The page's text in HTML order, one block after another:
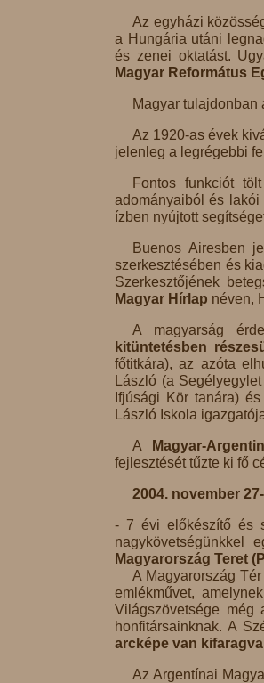
Az egyházi
a Hungária utáni
és zenei oktatást.
Magyar Református
Magyar tulajdonban
Az 1920-as évek
jelenleg a legrégebbi
Fontos funkciót
adományaiból és lakói
ízben nyújtott
Buenos Airesben
szerkesztésében és
Szerkesztőjének
Magyar Hírlap néven,
A magyarság
kitüntetésben
főtitkára), az azóta
László (a
Ifjúsági Kör tanára)
László Iskola
A Magyar-
fejlesztését tűzte ki fő
2004. november
- 7 évi előkészítő és
nagykövetségünkkel
Magyarország Teret
A Magyarország
emlékművet,
Világszövetsége még
honfitársainknak. A
arcképe van kifaragva
Az Argentínai